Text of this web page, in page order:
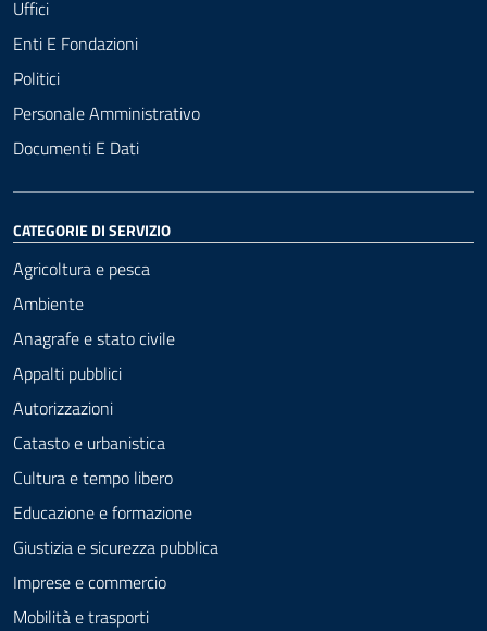
Uffici
Enti E Fondazioni
Politici
Personale Amministrativo
Documenti E Dati
CATEGORIE DI SERVIZIO
Agricoltura e pesca
Ambiente
Anagrafe e stato civile
Appalti pubblici
Autorizzazioni
Catasto e urbanistica
Cultura e tempo libero
Educazione e formazione
Giustizia e sicurezza pubblica
Imprese e commercio
Mobilità e trasporti